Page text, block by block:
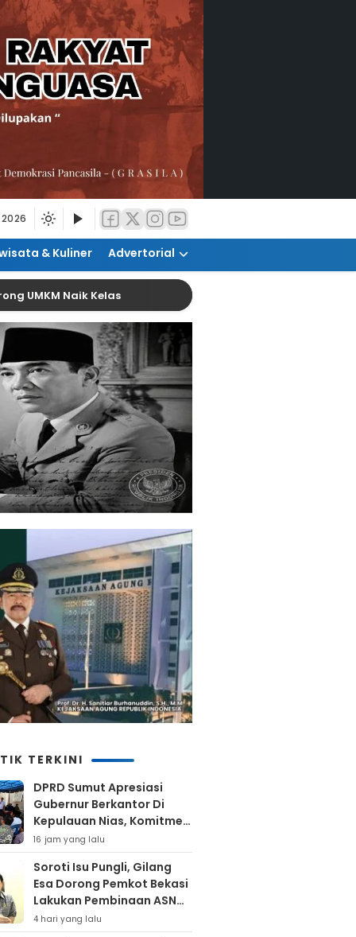
& Kuliner Advertorial
Naik Kelas Pemanfaatan AI Diharap
TERKINI
DPRD Sumut Apresiasi
Gubernur Berkantor Di
Kepulauan Nias, Komitmen
Percepatan Pembangunan
16 jam yang lalu
Soroti Isu Pungli, Gilang
Esa Dorong Pemkot Bekasi
Lakukan Pembinaan ASN
Hingga Bentuk Satgas
4 hari yang lalu